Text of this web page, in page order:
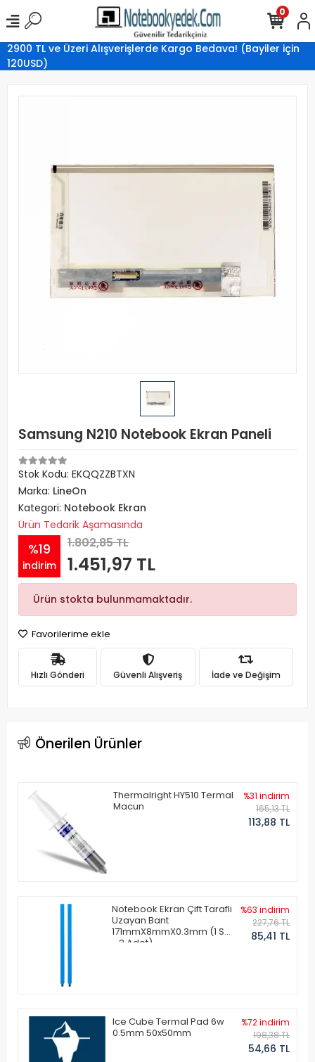
2900 TL ve Üzeri Alışverişlerde Kargo Bedava! (Bayiler için
120USD)
0
Samsung N210 Notebook Ekran Paneli
Stok Kodu: EKQQZZBTXN
Marka: LineOn
Kategori: Notebook Ekran
Ürün Tedarik Aşamasında
%19
indirim
1.802,85 TL
1.451,97 TL
Ürün stokta bulunmamaktadır.
Favorilerime ekle
Hızlı Gönderi Güvenli Alışveriş İade ve Değişim
Önerilen Ürünler
Thermalright HY510 Termal
Macun
%31 indirim
165,13 TL
113,88 TL
Notebook Ekran Çift Taraflı
Uzayan Bant
171mmX8mmX0.3mm (1 Set
- 2 Adet)
%63 indirim
227,76 TL
85,41 TL
Ice Cube Termal Pad 6w
0.5mm 50x50mm
%72 indirim
198,38 TL
54,66 TL